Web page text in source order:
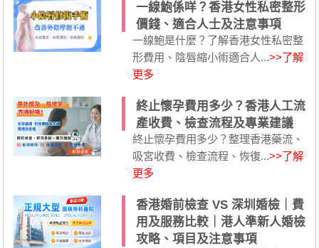
一線鮑係咩？香港女性私密整形
價錢、適合人士及注意事項
一線鮑是什麼？了解香港女性私密整
形費用、陰唇縮小術適合人...>>了解
更多
終止懷孕費用多少？香港人工流
產收費、檢查流程及專業建議
終止懷孕費用多少？整理香港藥流、
吸宮收費、檢查流程、恢復...>>了解
更多
香港婚前檢查 VS 深圳婚檢｜費
用及服務比較｜港人準新人婚檢
攻略、項目及注意事項